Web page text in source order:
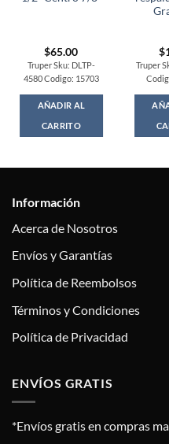
$65.00
Truper Sku: DLTP-
4580 Codigo: 15703
AÑADIR AL
CARRITO
$
Truper
Información
Acerca de Nosotros
Envíos y Garantías
Política de Reembolsos
Términos y Condiciones
Política de Privacidad
ENVÍOS GRATIS
*Envíos gratis en compras